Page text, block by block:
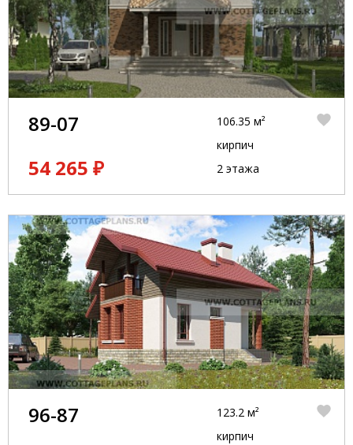
89-07
54 265 ₽
106.35 м²
кирпич
2 этажа
96-87
123.2 м²
кирпич